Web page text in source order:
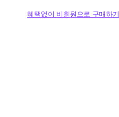
혜택없이 비회원으로 구매하기